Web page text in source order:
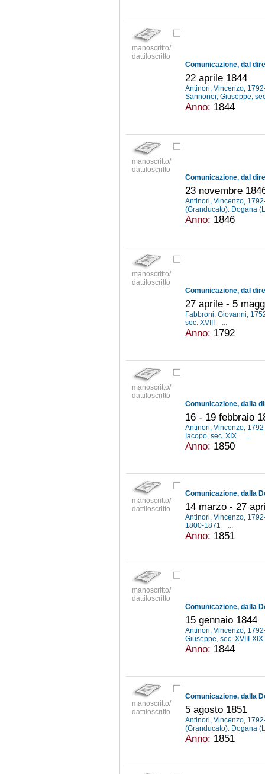
manoscritto/
dattiloscritto
22 aprile 1844
Antinori, Vincenzo,
Sannoner, Giuseppe,
Anno: 1844
manoscritto/
dattiloscritto
23 novembre
Antinori, Vincenzo,
(Granducato). Dogana
Anno: 1846
manoscritto/
dattiloscritto
27 aprile - 5
Fabbroni, Giovanni,
sec. XVIII
...
Anno: 1792
manoscritto/
dattiloscritto
16 - 19 febbraio
Antinori, Vincenzo,
Iacopo, sec. XIX.
...
Anno: 1850
manoscritto/
dattiloscritto
14 marzo - 27
Antinori, Vincenzo,
1800-1871
...
Anno: 1851
manoscritto/
dattiloscritto
15 gennaio 1844
Antinori, Vincenzo,
Giuseppe, sec. XVIII-XIX
Anno: 1844
manoscritto/
dattiloscritto
5 agosto 1851
Antinori, Vincenzo,
(Granducato). Dogana
Anno: 1851